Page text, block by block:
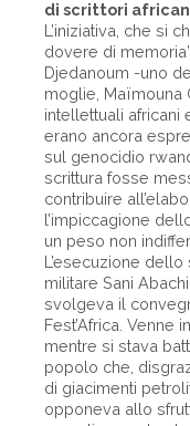
di scrittori
L’iniziativa, che si
dovere di
Djedanoum -uno
moglie, Maïmouna
intellettuali africani
erano ancora
sul genocidio
scrittura fosse
contribuire
l’impiccagione
un peso non
L’esecuzione
militare Sani
svolgeva il
Fest’Africa. Venne
mentre si stava
popolo che,
di giacimenti
opponeva allo